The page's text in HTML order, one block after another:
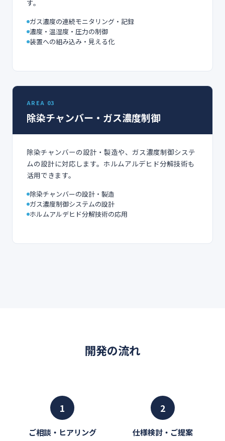
す。
ガス濃度の連続モニタリング・記録
濃度・温湿度・圧力の制御
装置への組み込み・見える化
AREA 03
除染チャンバー・ガス濃度制御
除染チャンバーの設計・製造や、ガス濃度制御システ
ムの設計に対応します。ホルムアルデヒド分解技術も
活用できます。
除染チャンバーの設計・製造
ガス濃度制御システムの設計
ホルムアルデヒド分解技術の応用
開発の流れ
1
ご相談・ヒアリング
2
仕様検討・ご提案